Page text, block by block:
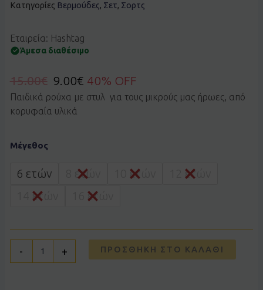
Κατηγορίες Βερμούδες, Σετ, Σορτς
Εταιρεία: Hashtag
Άμεσα διαθέσιμο
15.00€ 9.00€ 40% OFF
Παιδικά ρούχα με στυλ για τους μικρούς μας ήρωες, από
κορυφαία υλικά
Μέγεθος
6 ετών 8 ετών 10 ετών
12 ετών
14 ετών
16 ετών
-
HASHTAG
γκρι
ποσότητα
+ ΠΡΟΣΘΉΚΗ ΣΤΟ ΚΑΛΆΘΙ